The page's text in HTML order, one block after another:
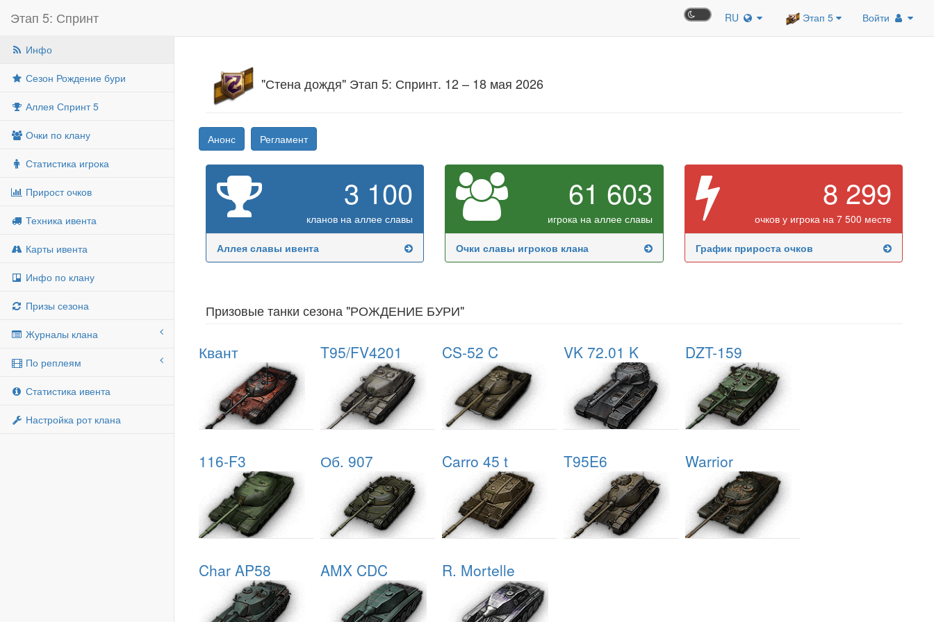
Этап 5: Спринт RU Этап 5 Войти
Инфо
Сезон Рождение бури
Аллея Спринт 5
Очки по клану
Статистика игрока
Прирост очков
Техника ивента
Карты ивента
Инфо по клану
Призы сезона
Журналы клана
По реплеям
Статистика ивента
Настройка рот клана
"Стена дождя" Этап 5: Спринт. 12 – 18 мая 2026
Анонс Регламент
3 100
кланов на аллее славы
Аллея славы ивента
61 603
игрока на аллее славы
Очки славы игроков клана
8 299
очков у игрока на 7 500 месте
График прироста очков
Призовые танки сезона "РОЖДЕНИЕ БУРИ"
Квант T95/FV4201 CS-52 C VK 72.01 K DZT-159
116-F3 Об. 907 Carro 45 t T95E6 Warrior
Char AP58 AMX CDC R. Mortelle